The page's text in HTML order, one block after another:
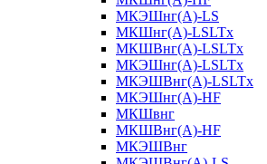
МКЭШнг(А)-LS
МКШнг(А)-LSLTx
МКШВнг(A)-LSLTx
МКЭШнг(А)-LSLTx
МКЭШВнг(A)-LSLTx
МКЭШнг(А)-HF
МКШвнг
МКШВнг(А)-HF
МКЭШВнг